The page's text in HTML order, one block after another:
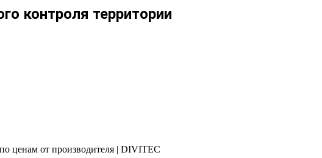
контроля территории
ценам от производителя | DIVITEC